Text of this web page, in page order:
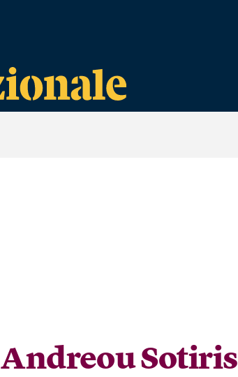
Andreou Sotiris